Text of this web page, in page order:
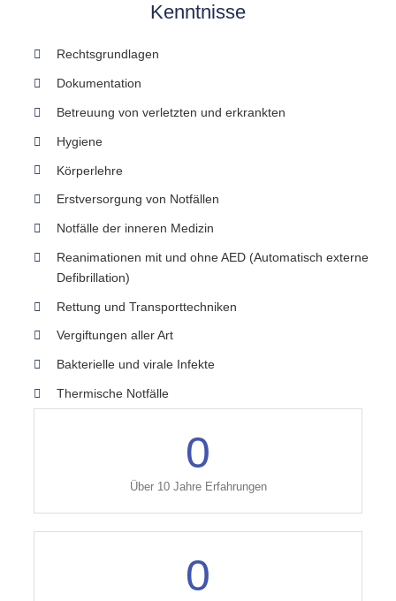
Kenntnisse
Rechtsgrundlagen
Dokumentation
Betreuung von verletzten und erkrankten
Hygiene
Körperlehre
Erstversorgung von Notfällen
Notfälle der inneren Medizin
Reanimationen mit und ohne AED (Automatisch externe
Defibrillation)
Rettung und Transporttechniken
Vergiftungen aller Art
Bakterielle und virale Infekte
Thermische Notfälle
0
Über 10 Jahre Erfahrungen
0